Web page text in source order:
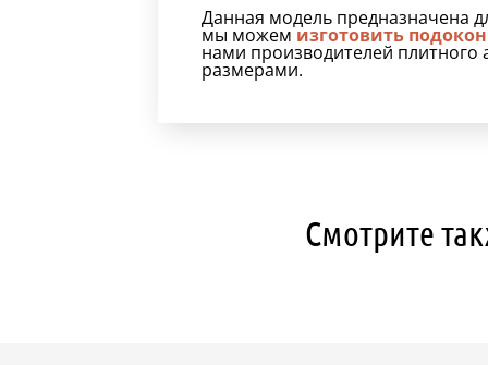
Данная модель предназначена
мы можемизготовить
нами производителей
размерами.
Смотрите